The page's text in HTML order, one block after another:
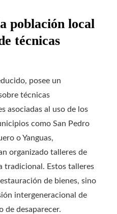
población local
técnicas
posee un
técnicas
asociadas al uso de los
como San Pedro
o Yanguas,
organizado talleres de
tradicional. Estos talleres
de bienes, sino
intergeneracional de
de desaparecer.